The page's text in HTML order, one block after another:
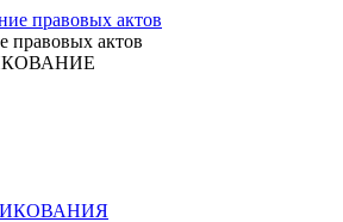
правовых актов